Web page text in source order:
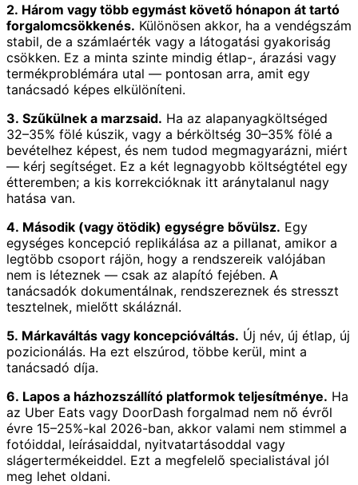
2. Három vagy több egymást követő hónapon át tartó
forgalomcsökkenés. Különösen akkor, ha a vendégszám
stabil, de a számlaérték vagy a látogatási gyakoriság
csökken. Ez a minta szinte mindig étlap-, árazási vagy
termékproblémára utal — pontosan arra, amit egy
tanácsadó képes elkülöníteni.
3. Szűkülnek a marzsaid. Ha az alapanyagköltséged
32–35% fölé kúszik, vagy a bérköltség 30–35% fölé a
bevételhez képest, és nem tudod megmagyarázni, miért
— kérj segítséget. Ez a két legnagyobb költségtétel egy
étteremben; a kis korrekcióknak itt aránytalanul nagy
hatása van.
4. Második (vagy ötödik) egységre bővülsz. Egy
egységes koncepció replikálása az a pillanat, amikor a
legtöbb csoport rájön, hogy a rendszereik valójában
nem is léteznek — csak az alapító fejében. A
tanácsadók dokumentálnak, rendszereznek és stresszt
tesztelnek, mielőtt skáláznál.
5. Márkaváltás vagy koncepcióváltás. Új név, új étlap, új
pozicionálás. Ha ezt elszúrod, többe kerül, mint a
tanácsadó díja.
6. Lapos a házhozszállító platformok teljesítménye. Ha
az Uber Eats vagy DoorDash forgalmad nem nő évről
évre 15–25%-kal 2026-ban, akkor valami nem stimmel a
fotóiddal, leírásaiddal, nyitvatartásoddal vagy
slágertermékeiddel. Ezt a megfelelő specialistával jól
meg lehet oldani.